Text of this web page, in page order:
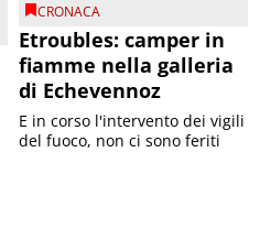
CRONACA
Etroubles: camper in
fiamme nella galleria
di Echevennoz
E in corso l'intervento dei vigili
del fuoco, non ci sono feriti